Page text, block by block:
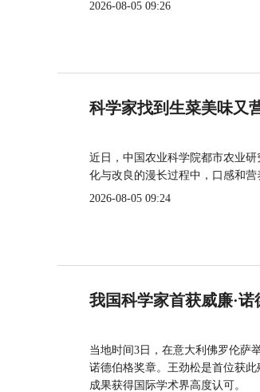
2026-08-05 09:26
科学家找到生菜美味又
近日，中国农业科学院都市农业
化与改良的漫长过程中，口感和营
2026-08-05 09:24
我国科学家首获威廉·
当地时间3日，在意大利佛罗伦萨
诺德伯格奖章。王劲松是首位获
成果获得国际学术界高度认可。